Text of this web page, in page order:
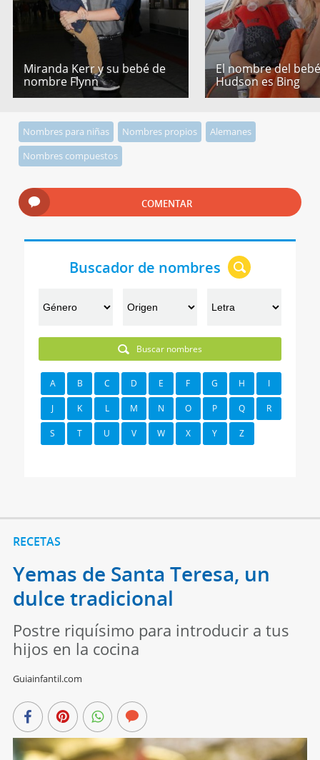
Miranda Kerr y su bebé de
nombre Flynn
El nombre del
Hudson es Bing
Nombres para niñas Nombres propios
Alemanes
Nombres compuestos
COMENTAR
Buscador de nombres
Buscar nombres
A B C D E F G H I
J K L M N O P Q R
S T U V W X Y Z
RECETAS
Yemas de Santa Teresa, un
dulce tradicional
Postre riquísimo para introducir a tus
hijos en la cocina
Guiainfantil.com